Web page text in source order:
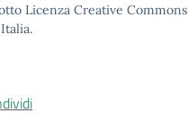
Licenza Creative Commons